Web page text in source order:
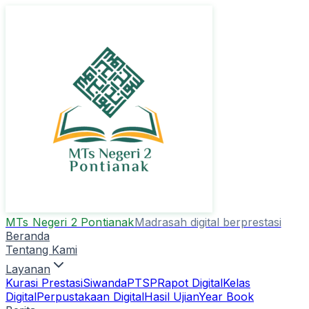
MTs Negeri 2 PontianakMadrasah digital berprestasi
Beranda
Tentang Kami
Layanan
Kurasi PrestasiSiwandaPTSPRapot DigitalKelas
DigitalPerpustakaan DigitalHasil UjianYear Book